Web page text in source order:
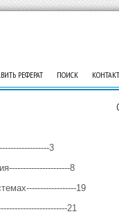
РЕФЕРАТ ПОИСК
3
8
19
21